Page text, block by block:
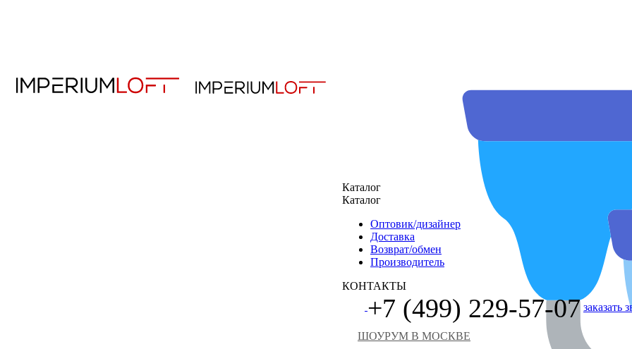
Каталог
Каталог
Оптовик/дизайнер
Доставка
Возврат/обмен
Производитель
КОНТАКТЫ
+7 (499) 229-57-07 заказать
ШОУРУМ В МОСКВЕ